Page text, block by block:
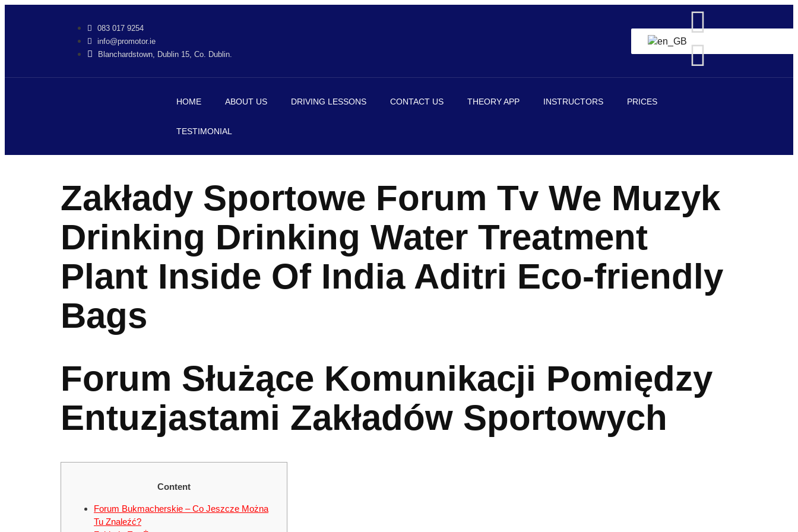
083 017 9254
info@promotor.ie
Blanchardstown, Dublin 15, Co. Dublin.
HOME ABOUT US DRIVING LESSONS CONTACT US THEORY APP INSTRUCTORS PRICES
TESTIMONIAL
Zakłady Sportowe Forum Tv We Muzyk
Drinking Drinking Water Treatment
Plant Inside Of India Aditri Eco-friendly
Bags
Forum Służące Komunikacji Pomiędzy
Entuzjastami Zakładów Sportowych
Content
Forum Bukmacherskie – Co Jeszcze Można
Tu Znaleźć?